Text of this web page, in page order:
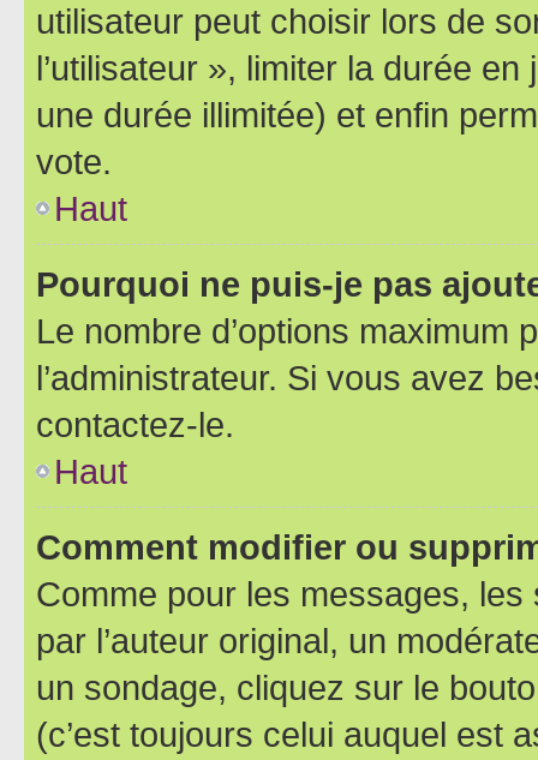
utilisateur peut choisir lors de
l’utilisateur », limiter la durée
une durée illimitée) et enfin
vote.
Haut
Pourquoi ne puis-je pas
Le nombre d’options maximum
l’administrateur. Si vous avez
contactez-le.
Haut
Comment modifier ou
Comme pour les messages,
par l’auteur original, un
un sondage, cliquez sur le
(c’est toujours celui auquel est